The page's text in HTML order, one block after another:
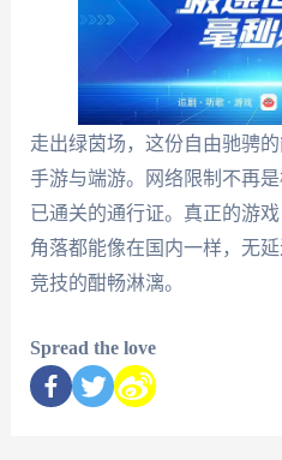
走出绿茵场，这份自由驰骋
手游与端游。网络限制不再
已通关的通行证。真正的游
角落都能像在国内一样，无
竞技的酣畅淋漓。
Spread the love